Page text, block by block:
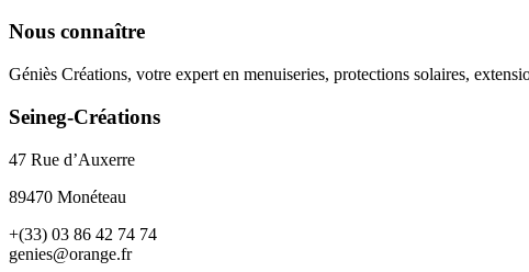
Nous connaître
Géniès Créations, votre expert en menuiseries, protections solaires,
Seineg-Créations
47 Rue d’Auxerre
89470 Monéteau
+(33) 03 86 42 74 74
genies@orange.fr